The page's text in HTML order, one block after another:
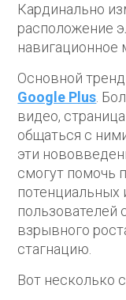
Кардинально
расположение
навигационное
Основной
Google Plus .
видео,
общаться с
эти
смогут помочь
пользователей
взрывного
стагнацию.
Вот несколько